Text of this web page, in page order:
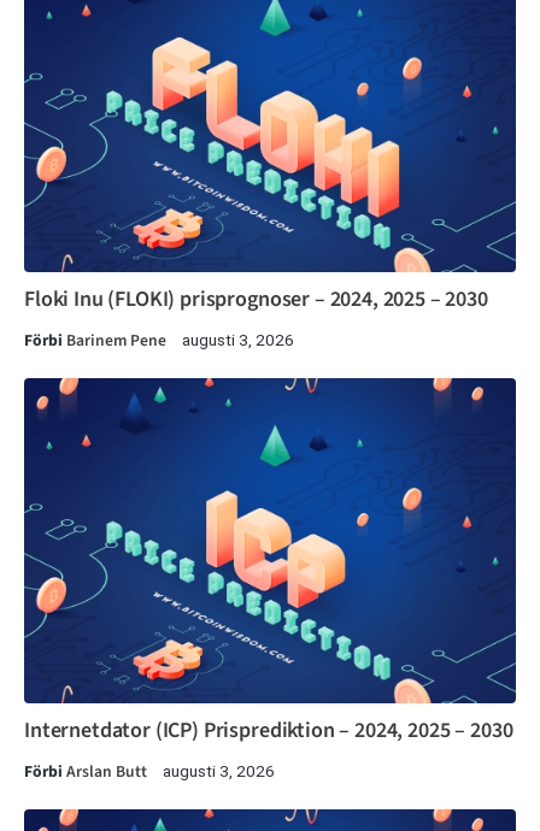
Floki Inu (FLOKI) prisprognoser – 2024, 2025 – 2030
Förbi Barinem Pene augusti 3, 2026
Internetdator (ICP) Prisprediktion – 2024, 2025 – 2030
Förbi Arslan Butt augusti 3, 2026